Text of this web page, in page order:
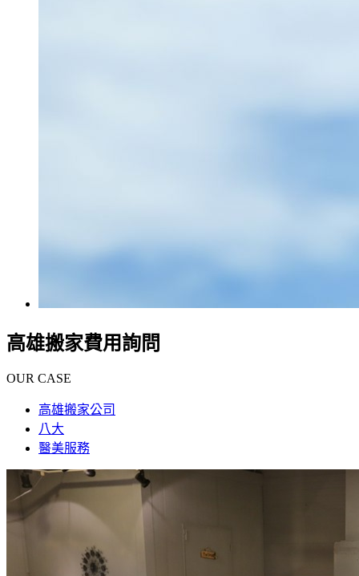
高雄搬家費用詢問
OUR CASE
高雄搬家公司
八大
醫美服務